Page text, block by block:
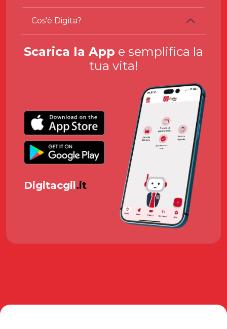
Cos'è Digita?
Scarica la App e semplifica la
tua vita!
Digitacgil.it